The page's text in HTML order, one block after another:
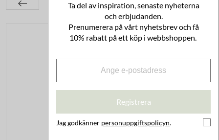
Plåtburk Hugo Pads Beige
Ta del av inspiration, senaste nyheterna
och erbjudanden.
Prenumerera på vårt nyhetsbrev och få
10% rabatt på ett köp i webbshoppen.
Registrera
Jag godkänner personuppgiftspolicyn.